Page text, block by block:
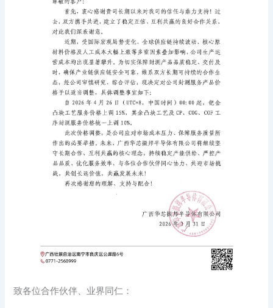
致各位合作伙伴、业界同仁：